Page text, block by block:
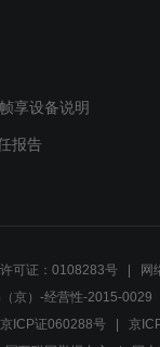
帧享设备说明
报告
可证：0108283号 网
京）-经营性-2015-0029
京ICP证060288号 京